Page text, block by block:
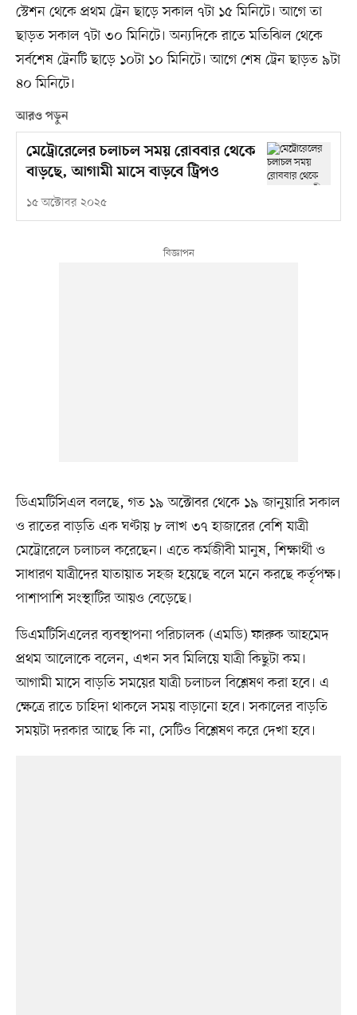
স্টেশন থেকে প্রথম ট্রেন ছাড়ে সকাল ৭টা ১৫ মিনিটে। আগে তা
ছাড়ত সকাল ৭টা ৩০ মিনিটে। অন্যদিকে রাতে মতিঝিল থেকে
সর্বশেষ ট্রেনটি ছাড়ে ১০টা ১০ মিনিটে। আগে শেষ ট্রেন ছাড়ত ৯টা
৪০ মিনিটে।
আরও পড়ুন
মেট্রোরেলের চলাচল সময় রোববার থেকে
বাড়ছে, আগামী মাসে বাড়বে ট্রিপও
১৫ অক্টোবর ২০২৫
ডিএমটিসিএল বলছে, গত ১৯ অক্টোবর থেকে ১৯ জানুয়ারি সকাল
ও রাতের বাড়তি এক ঘণ্টায় ৮ লাখ ৩৭ হাজারের বেশি যাত্রী
মেট্রোরেলে চলাচল করেছেন। এতে কর্মজীবী মানুষ, শিক্ষার্থী ও
সাধারণ যাত্রীদের যাতায়াত সহজ হয়েছে বলে মনে করছে কর্তৃপক্ষ।
পাশাপাশি সংস্থাটির আয়ও বেড়েছে।
ডিএমটিসিএলের ব্যবস্থাপনা পরিচালক (এমডি) ফারুক আহমেদ
প্রথম আলোকে বলেন, এখন সব মিলিয়ে যাত্রী কিছুটা কম।
আগামী মাসে বাড়তি সময়ের যাত্রী চলাচল বিশ্লেষণ করা হবে। এ
ক্ষেত্রে রাতে চাহিদা থাকলে সময় বাড়ানো হবে। সকালের বাড়তি
সময়টা দরকার আছে কি না, সেটিও বিশ্লেষণ করে দেখা হবে।